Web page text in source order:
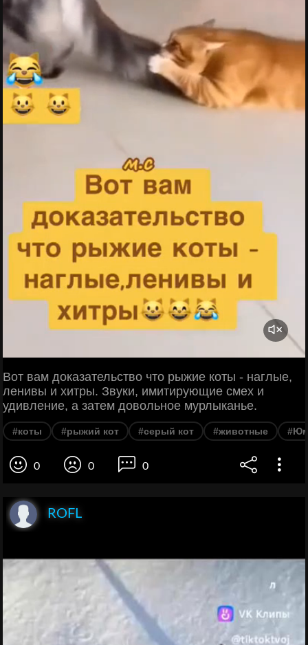
Вот вам доказательство что рыжие коты - наглые,
ленивы и хитры. Звуки, имитирующие смех и
удивление, а затем довольное мурлыканье.
#коты #рыжий кот #серый кот #животные
0 0 0
ROFL